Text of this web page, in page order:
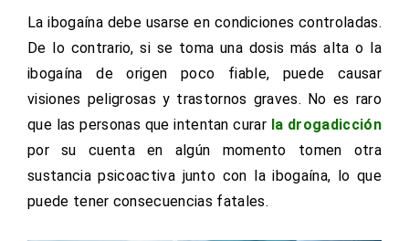
La ibogaína debe usarse en condiciones controladas.
De lo contrario, si se toma una dosis más alta o la
ibogaína de origen poco fiable, puede causar
visiones peligrosas y trastornos graves. No es raro
que las personas que intentan curar la drogadicción
por su cuenta en algún momento tomen otra
sustancia psicoactiva junto con la ibogaína, lo que
puede tener consecuencias fatales.